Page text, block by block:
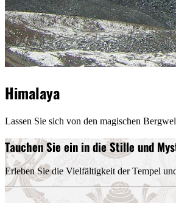
Himalaya
Lassen Sie sich von den magischen
Tauchen Sie ein in die Stille und
Erleben Sie die Vielfältigkeit der Tempel